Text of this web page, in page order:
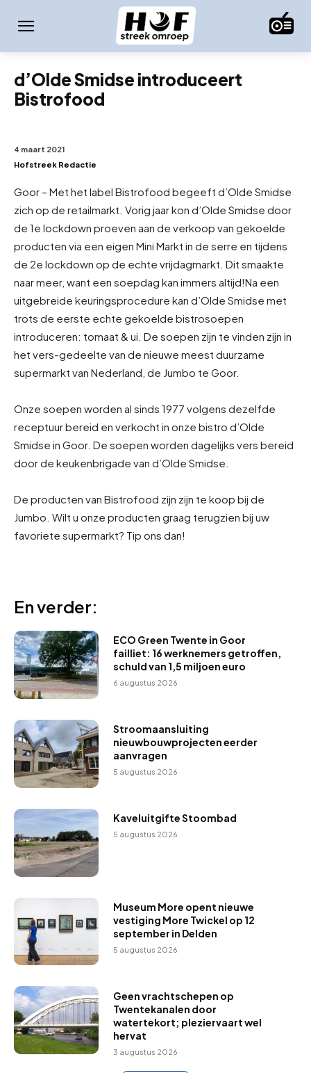
d’Olde Smidse introduceert
Bistrofood
4 maart 2021
Hofstreek Redactie
Goor – Met het label Bistrofood begeeft d’Olde Smidse
zich op de retailmarkt. Vorig jaar kon d’Olde Smidse door
de 1e lockdown proeven aan de verkoop van gekoelde
producten via een eigen Mini Markt in de serre en tijdens
de 2e lockdown op de echte vrijdagmarkt. Dit smaakte
naar meer, want een soepdag kan immers altijd!Na een
uitgebreide keuringsprocedure kan d’Olde Smidse met
trots de eerste echte gekoelde bistrosoepen
introduceren: tomaat & ui. De soepen zijn te vinden zijn in
het vers-gedeelte van de nieuwe meest duurzame
supermarkt van Nederland, de Jumbo te Goor.
Onze soepen worden al sinds 1977 volgens dezelfde
receptuur bereid en verkocht in onze bistro d’Olde
Smidse in Goor. De soepen worden dagelijks vers bereid
door de keukenbrigade van d’Olde Smidse.
De producten van Bistrofood zijn zijn te koop bij de
Jumbo. Wilt u onze producten graag terugzien bij uw
favoriete supermarkt? Tip ons dan!
En verder:
ECO Green Twente in Goor
failliet: 16 werknemers getroffen,
schuld van 1,5 miljoen euro
6 augustus 2026
Stroomaansluiting
nieuwbouwprojecten eerder
aanvragen
5 augustus 2026
Kaveluitgifte Stoombad
5 augustus 2026
Museum More opent nieuwe
vestiging More Twickel op 12
september in Delden
5 augustus 2026
Geen vrachtschepen op
Twentekanalen door
watertekort; pleziervaart wel
hervat
3 augustus 2026